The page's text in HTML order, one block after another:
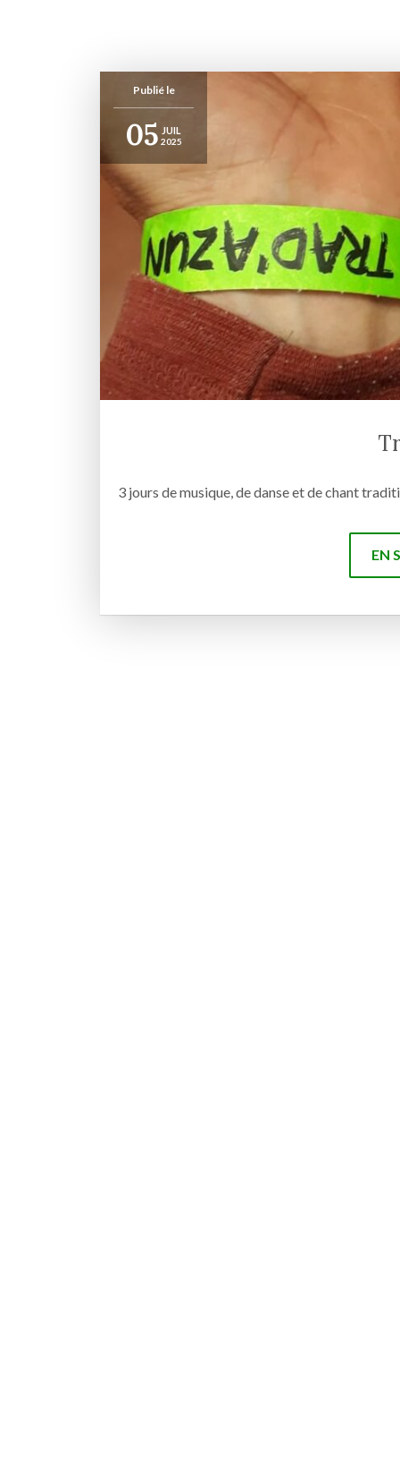
Publié le
05 JUIL
2025
3 jours de musique, de danse et de chant
EN